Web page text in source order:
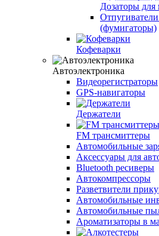
Дозаторы для
(фумигаторы)
Кофеварки
Автоэлектроника
Видеорегистраторы
GPS-навигаторы
Держатели
FM трансмиттеры
Автомобильные
Аксессуары для
Bluetooth ресиверы
Автокомпрессоры
Разветвители
Автомобильные
Автомобильные
Ароматизаторы в